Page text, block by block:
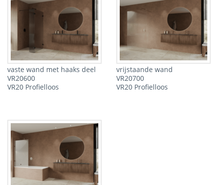
vaste wand met haaks deel
VR20600
VR20 Profielloos
vrijstaande wand
VR20700
VR20 Profielloos